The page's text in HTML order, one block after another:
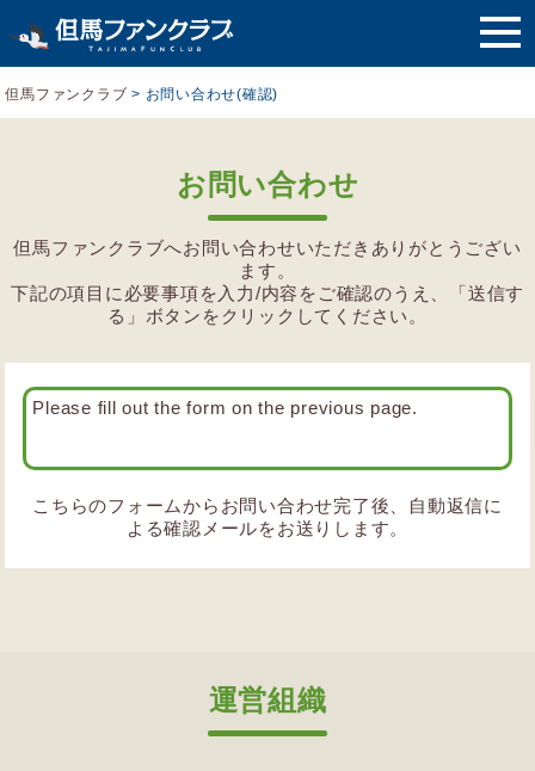
但馬ファンクラブ > お問い合わせ(確認)
お問い合わせ
但馬ファンクラブへお問い合わせいただきありがとうござい
ます。
下記の項目に必要事項を入力/内容をご確認のうえ、「送信す
る」ボタンをクリックしてください。
Please fill out the form on the previous page.
こちらのフォームからお問い合わせ完了後、自動返信に
よる確認メールをお送りします。
運営組織